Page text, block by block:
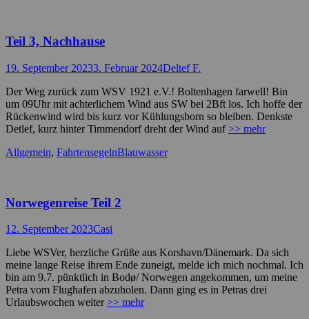
Teil 3, Nachhause
Posted
19. September 20233. Februar 2024Autor
Deltef F.
Der Weg zurück zum WSV 1921 e.V.! Boltenhagen farwell! Bin
um 09Uhr mit achterlichem Wind aus SW bei 2Bft los. Ich hoffe der
Rückenwind wird bis kurz vor Kühlungsborn so bleiben. Denkste
Detlef, kurz hinter Timmendorf dreht der Wind auf >> mehr
Kategorien
Allgemein, FahrtensegelnSchlagworte
Blauwasser
Norwegenreise Teil 2
Posted
12. September 2023Autor
Casi
Liebe WSVer, herzliche Grüße aus Korshavn/Dänemark. Da sich
meine lange Reise ihrem Ende zuneigt, melde ich mich nochmal. Ich
bin am 9.7. pünktlich in Bodø/ Norwegen angekommen, um meine
Petra vom Flughafen abzuholen. Dann ging es in Petras drei
Urlaubswochen weiter >> mehr